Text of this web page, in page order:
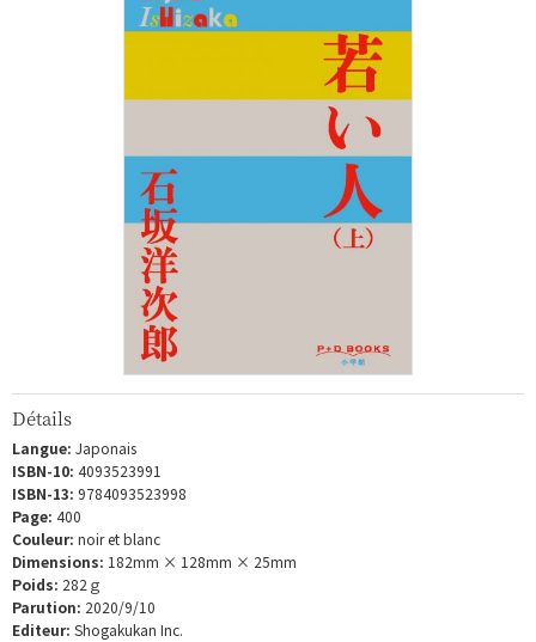
Détails
Langue: Japonais
ISBN-10: 4093523991
ISBN-13: 9784093523998
Page: 400
Couleur: noir et blanc
Dimensions: 182mm × 128mm × 25mm
Poids: 282ｇ
Parution: 2020/9/10
Editeur: Shogakukan Inc.